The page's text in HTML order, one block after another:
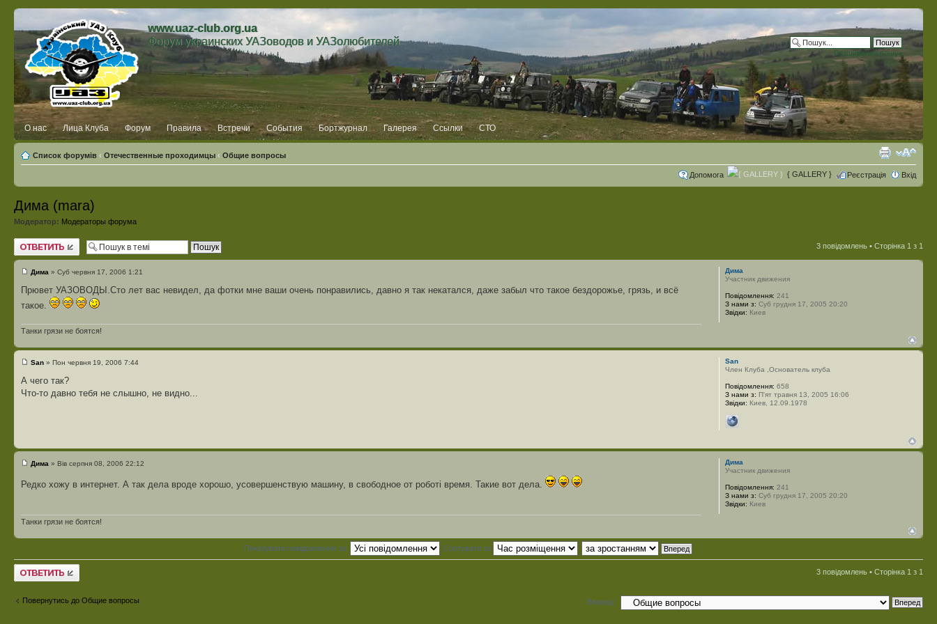
www.uaz-club.org.ua
Форум украинских УАЗоводов и УАЗолюбителей
Розширений пошук
О нас Лица Клуба Форум Правила Встречи События Бортжурнал Галерея Ссылки СТО
Список форумів ‹ Отечественные проходимцы ‹ Общие вопросы
Допомога { GALLERY } Реєстрація Вхід
Дима (mara)
Модератор: Модераторы форума
Відповісти 3 повідомлень • Сторінка 1 з 1
Дима » Суб червня 17, 2006 1:21
Прювет УАЗОВОДЫ.Сто лет вас невидел, да фотки мне ваши очень понравились, давно я так некатался, даже забыл что такое бездорожье, грязь, и всё
такое.
Танки грязи не боятся!
Дима
Участник движения
Повідомлення: 241
З нами з: Суб грудня 17, 2005 20:20
Звідки: Киев
San » Пон червня 19, 2006 7:44
А чего так?
Что-то давно тебя не слышно, не видно...
San
Член Клуба ,Основатель клуба
Повідомлення: 658
З нами з: П'ят травня 13, 2005 16:06
Звідки: Киев, 12.09.1978
Дима » Вів серпня 08, 2006 22:12
Редко хожу в интернет. А так дела вроде хорошо, усовершенствую машину, в свободное от роботі время. Такие вот дела.
Танки грязи не боятся!
Дима
Участник движения
Повідомлення: 241
З нами з: Суб грудня 17, 2005 20:20
Звідки: Киев
Показувати повідомлення за: Сортувати за
Відповісти 3 повідомлень • Сторінка 1 з 1
Повернутись до Общие вопросы Вперед: